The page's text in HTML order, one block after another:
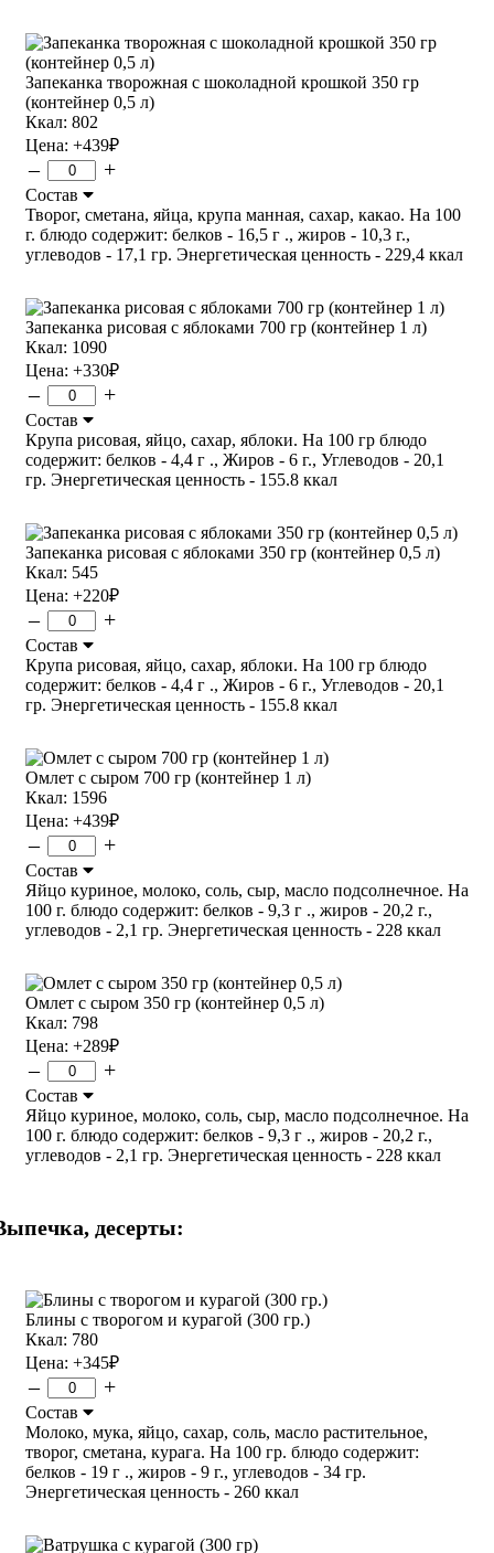
Запеканка творожная с шоколадной крошкой 350 гр
(контейнер 0,5 л)
Ккал: 802
Цена: +439₽
– +
Состав
Творог, сметана, яйца, крупа манная, сахар, какао. На 100
г. блюдо содержит: белков - 16,5 г ., жиров - 10,3 г.,
углеводов - 17,1 гр. Энергетическая ценность - 229,4 ккал
Запеканка рисовая с яблоками 700 гр (контейнер 1 л)
Ккал: 1090
Цена: +330₽
– +
Состав
Крупа рисовая, яйцо, сахар, яблоки. На 100 гр блюдо
содержит: белков - 4,4 г ., Жиров - 6 г., Углеводов - 20,1
гр. Энергетическая ценность - 155.8 ккал
Запеканка рисовая с яблоками 350 гр (контейнер 0,5 л)
Ккал: 545
Цена: +220₽
– +
Состав
Крупа рисовая, яйцо, сахар, яблоки. На 100 гр блюдо
содержит: белков - 4,4 г ., Жиров - 6 г., Углеводов - 20,1
гр. Энергетическая ценность - 155.8 ккал
Омлет с сыром 700 гр (контейнер 1 л)
Ккал: 1596
Цена: +439₽
– +
Состав
Яйцо куриное, молоко, соль, сыр, масло подсолнечное. На
100 г. блюдо содержит: белков - 9,3 г ., жиров - 20,2 г.,
углеводов - 2,1 гр. Энергетическая ценность - 228 ккал
Омлет с сыром 350 гр (контейнер 0,5 л)
Ккал: 798
Цена: +289₽
– +
Состав
Яйцо куриное, молоко, соль, сыр, масло подсолнечное. На
100 г. блюдо содержит: белков - 9,3 г ., жиров - 20,2 г.,
углеводов - 2,1 гр. Энергетическая ценность - 228 ккал
десерты:
Блины с творогом и курагой (300 гр.)
Ккал: 780
Цена: +345₽
– +
Состав
Молоко, мука, яйцо, сахар, соль, масло растительное,
творог, сметана, курага. На 100 гр. блюдо содержит:
белков - 19 г ., жиров - 9 г., углеводов - 34 гр.
Энергетическая ценность - 260 ккал